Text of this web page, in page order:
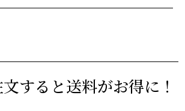
すると送料がお得に！